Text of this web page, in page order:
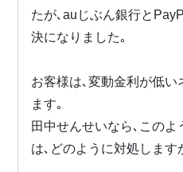
たが､auじぶん銀行と
決になりました｡
お客様は､変動金利が低
ます｡
田中せんせいなら､この
は､どのように対処します